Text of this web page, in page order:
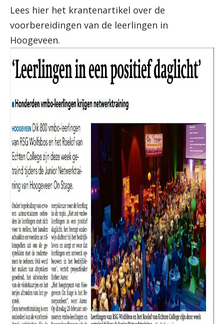
Lees hier het krantenartikel over de
voorbereidingen van de leerlingen in
Hoogeveen.